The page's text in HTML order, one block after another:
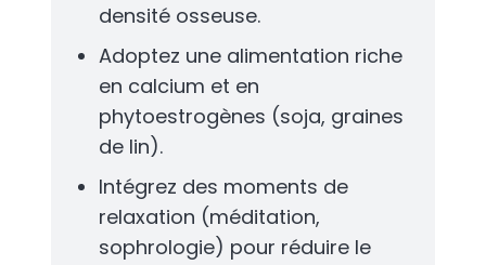
densité osseuse.
Adoptez une alimentation riche
en calcium et en
phytoestrogènes (soja, graines
de lin).
Intégrez des moments de
relaxation (méditation,
sophrologie) pour réduire le